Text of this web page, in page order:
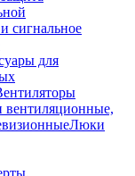
сигнальное
для
вентиляционные,
Люки